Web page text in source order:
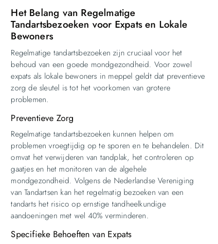
Het Belang van Regelmatige
Tandartsbezoeken voor Expats en Lokale
Bewoners
Regelmatige tandartsbezoeken zijn cruciaal voor het
behoud van een goede mondgezondheid. Voor zowel
expats als lokale bewoners in meppel geldt dat preventieve
zorg de sleutel is tot het voorkomen van grotere
problemen.
Preventieve Zorg
Regelmatige tandartsbezoeken kunnen helpen om
problemen vroegtijdig op te sporen en te behandelen. Dit
omvat het verwijderen van tandplak, het controleren op
gaatjes en het monitoren van de algehele
mondgezondheid. Volgens de Nederlandse Vereniging
van Tandartsen kan het regelmatig bezoeken van een
tandarts het risico op ernstige tandheelkundige
aandoeningen met wel 40% verminderen.
Specifieke Behoeften van Expats